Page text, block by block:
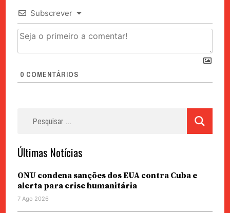
Subscrever
0 COMENTÁRIOS
Últimas Notícias
ONU condena sanções dos EUA contra Cuba e
alerta para crise humanitária
7 Ago 2026